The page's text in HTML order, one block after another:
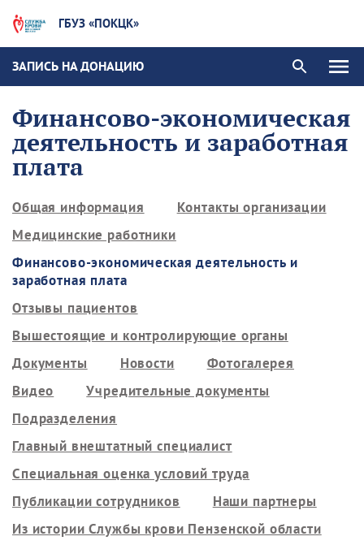
ГБУЗ «ПОКЦК»
ЗАПИСЬ НА ДОНАЦИЮ
Финансово-экономическая
деятельность и заработная
плата
Общая информация
Контакты организации
Медицинские работники
Финансово-экономическая деятельность и
заработная плата
Отзывы пациентов
Вышестоящие и контролирующие органы
Документы
Новости
Фотогалерея
Видео
Учредительные документы
Подразделения
Главный внештатный специалист
Специальная оценка условий труда
Публикации сотрудников
Наши партнеры
Из истории Службы крови Пензенской области